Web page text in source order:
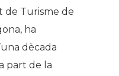
de Turisme de
ha
dècada
part de la